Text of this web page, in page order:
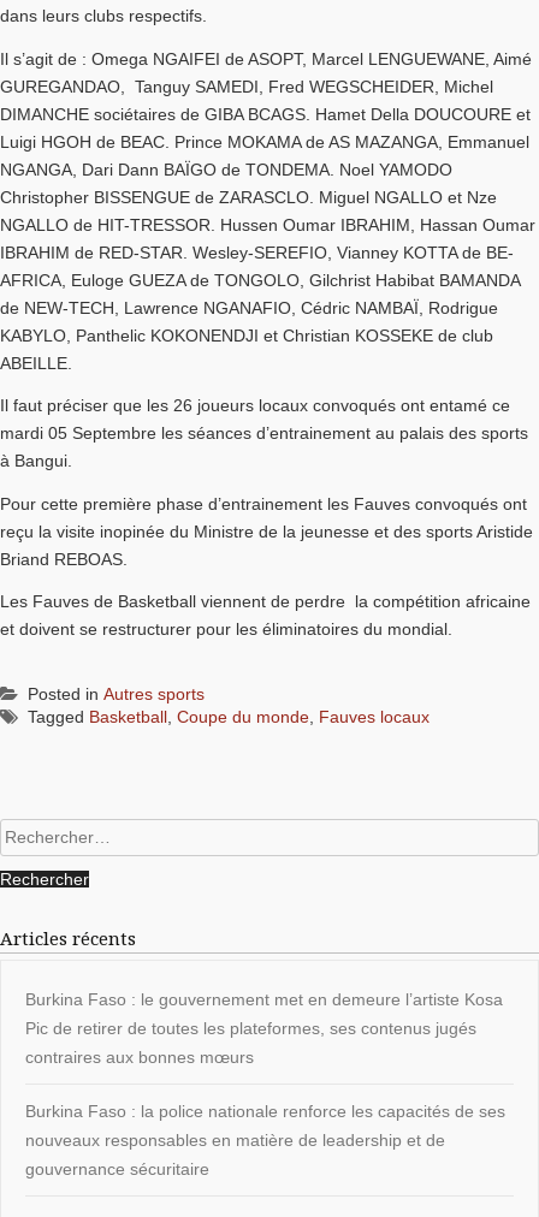
dans leurs clubs respectifs.
Il s’agit de : Omega NGAIFEI de ASOPT, Marcel LENGUEWANE, Aimé
GUREGANDAO, Tanguy SAMEDI, Fred WEGSCHEIDER, Michel
DIMANCHE sociétaires de GIBA BCAGS. Hamet Della DOUCOURE et
Luigi HGOH de BEAC. Prince MOKAMA de AS MAZANGA, Emmanuel
NGANGA, Dari Dann BAÏGO de TONDEMA. Noel YAMODO
Christopher BISSENGUE de ZARASCLO. Miguel NGALLO et Nze
NGALLO de HIT-TRESSOR. Hussen Oumar IBRAHIM, Hassan Oumar
IBRAHIM de RED-STAR. Wesley-SEREFIO, Vianney KOTTA de BE-
AFRICA, Euloge GUEZA de TONGOLO, Gilchrist Habibat BAMANDA
de NEW-TECH, Lawrence NGANAFIO, Cédric NAMBAÏ, Rodrigue
KABYLO, Panthelic KOKONENDJI et Christian KOSSEKE de club
ABEILLE.
Il faut préciser que les 26 joueurs locaux convoqués ont entamé ce
mardi 05 Septembre les séances d’entrainement au palais des sports
à Bangui.
Pour cette première phase d’entrainement les Fauves convoqués ont
reçu la visite inopinée du Ministre de la jeunesse et des sports Aristide
Briand REBOAS.
Les Fauves de Basketball viennent de perdre la compétition africaine
et doivent se restructurer pour les éliminatoires du mondial.
Posted in Autres sports
Tagged Basketball Coupe du monde Fauves locaux
Rechercher :
Articles récents
Burkina Faso : le gouvernement met en demeure l’artiste Kosa
Pic de retirer de toutes les plateformes, ses contenus jugés
contraires aux bonnes mœurs
Burkina Faso : la police nationale renforce les capacités de ses
nouveaux responsables en matière de leadership et de
gouvernance sécuritaire